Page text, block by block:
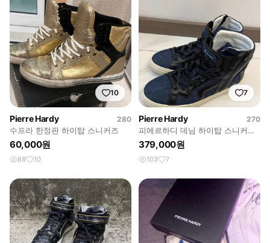
10
Pierre Hardy
280
수프라 한정판 하이탑 스니커즈
60,000원
88 10
7
Pierre Hardy
270
피에르하디 데님 하이탑 스니커즈
42
379,000원
103 7